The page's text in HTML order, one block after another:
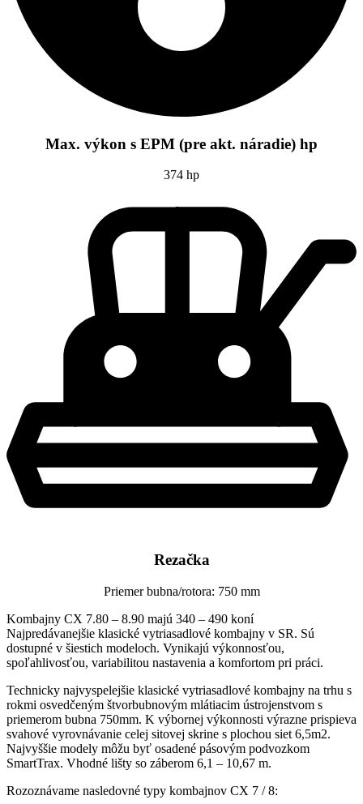
Max. výkon s EPM (pre akt. náradie) hp
374 hp
Rezačka
Priemer bubna/rotora: 750 mm
Kombajny CX 7.80 – 8.90 majú 340 – 490 koní
Najpredávanejšie klasické vytriasadlové kombajny v SR. Sú
dostupné v šiestich modeloch. Vynikajú výkonnosťou,
spoľahlivosťou, variabilitou nastavenia a komfortom pri práci.
Technicky najvyspelejšie klasické vytriasadlové kombajny na trhu s
rokmi osvedčeným štvorbubnovým mlátiacim ústrojenstvom s
priemerom bubna 750mm. K výbornej výkonnosti výrazne prispieva
svahové vyrovnávanie celej sitovej skrine s plochou siet 6,5m2.
Najvyššie modely môžu byť osadené pásovým podvozkom
SmartTrax. Vhodné lišty so záberom 6,1 – 10,67 m.
Rozoznávame nasledovné typy kombajnov CX 7 / 8: